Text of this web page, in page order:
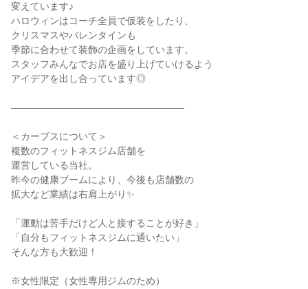
変えています♪
ハロウィンはコーチ全員で仮装をしたり、
クリスマスやバレンタインも
季節に合わせて装飾の企画をしています。
スタッフみんなでお店を盛り上げていけるよう
アイデアを出し合っています◎
――――――――――――――――――
＜カーブスについて＞
複数のフィットネスジム店舗を
運営している当社。
昨今の健康ブームにより、今後も店舗数の
拡大など業績は右肩上がり✨
「運動は苦手だけど人と接することが好き」
「自分もフィットネスジムに通いたい」
そんな方も大歓迎！
※女性限定（女性専用ジムのため）